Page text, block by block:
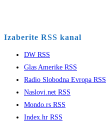
Izaberite RSS kanal
DW RSS
Glas Amerike RSS
Radio Slobodna Evropa RSS
Naslovi.net RSS
Mondo.rs RSS
Index.hr RSS